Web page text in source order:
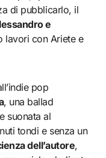
di pubblicarlo, il
e
lavori con Ariete e
pop
, una ballad
suonata al
tondi e senza un
dell’autore,